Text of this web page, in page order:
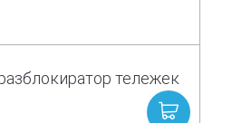
тележек